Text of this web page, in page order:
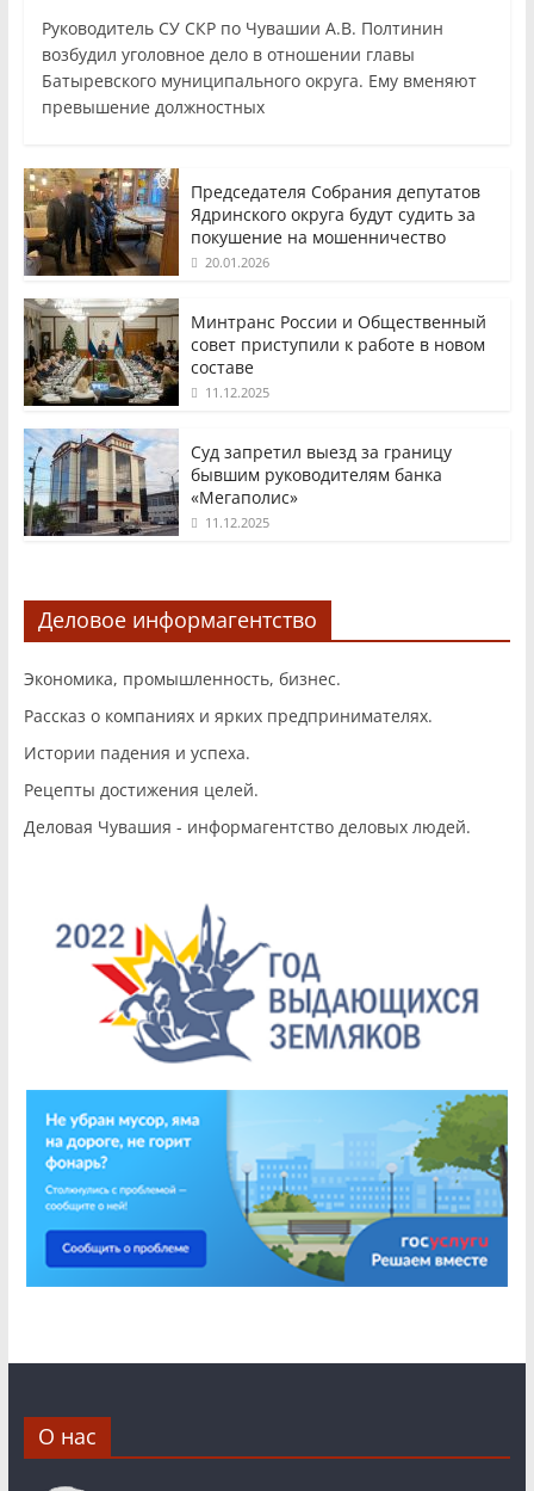
Руководитель СУ СКР по Чувашии А.В. Полтинин
возбудил уголовное дело в отношении главы
Батыревского муниципального округа. Ему вменяют
превышение должностных
Председателя Собрания депутатов
Ядринского округа будут судить за
покушение на мошенничество
20.01.2026
Минтранс России и Общественный
совет приступили к работе в новом
составе
11.12.2025
Суд запретил выезд за границу
бывшим руководителям банка
«Мегаполис»
11.12.2025
Деловое информагентство
Экономика, промышленность, бизнес.
Рассказ о компаниях и ярких предпринимателях.
Истории падения и успеха.
Рецепты достижения целей.
Деловая Чувашия - информагентство деловых людей.
О нас